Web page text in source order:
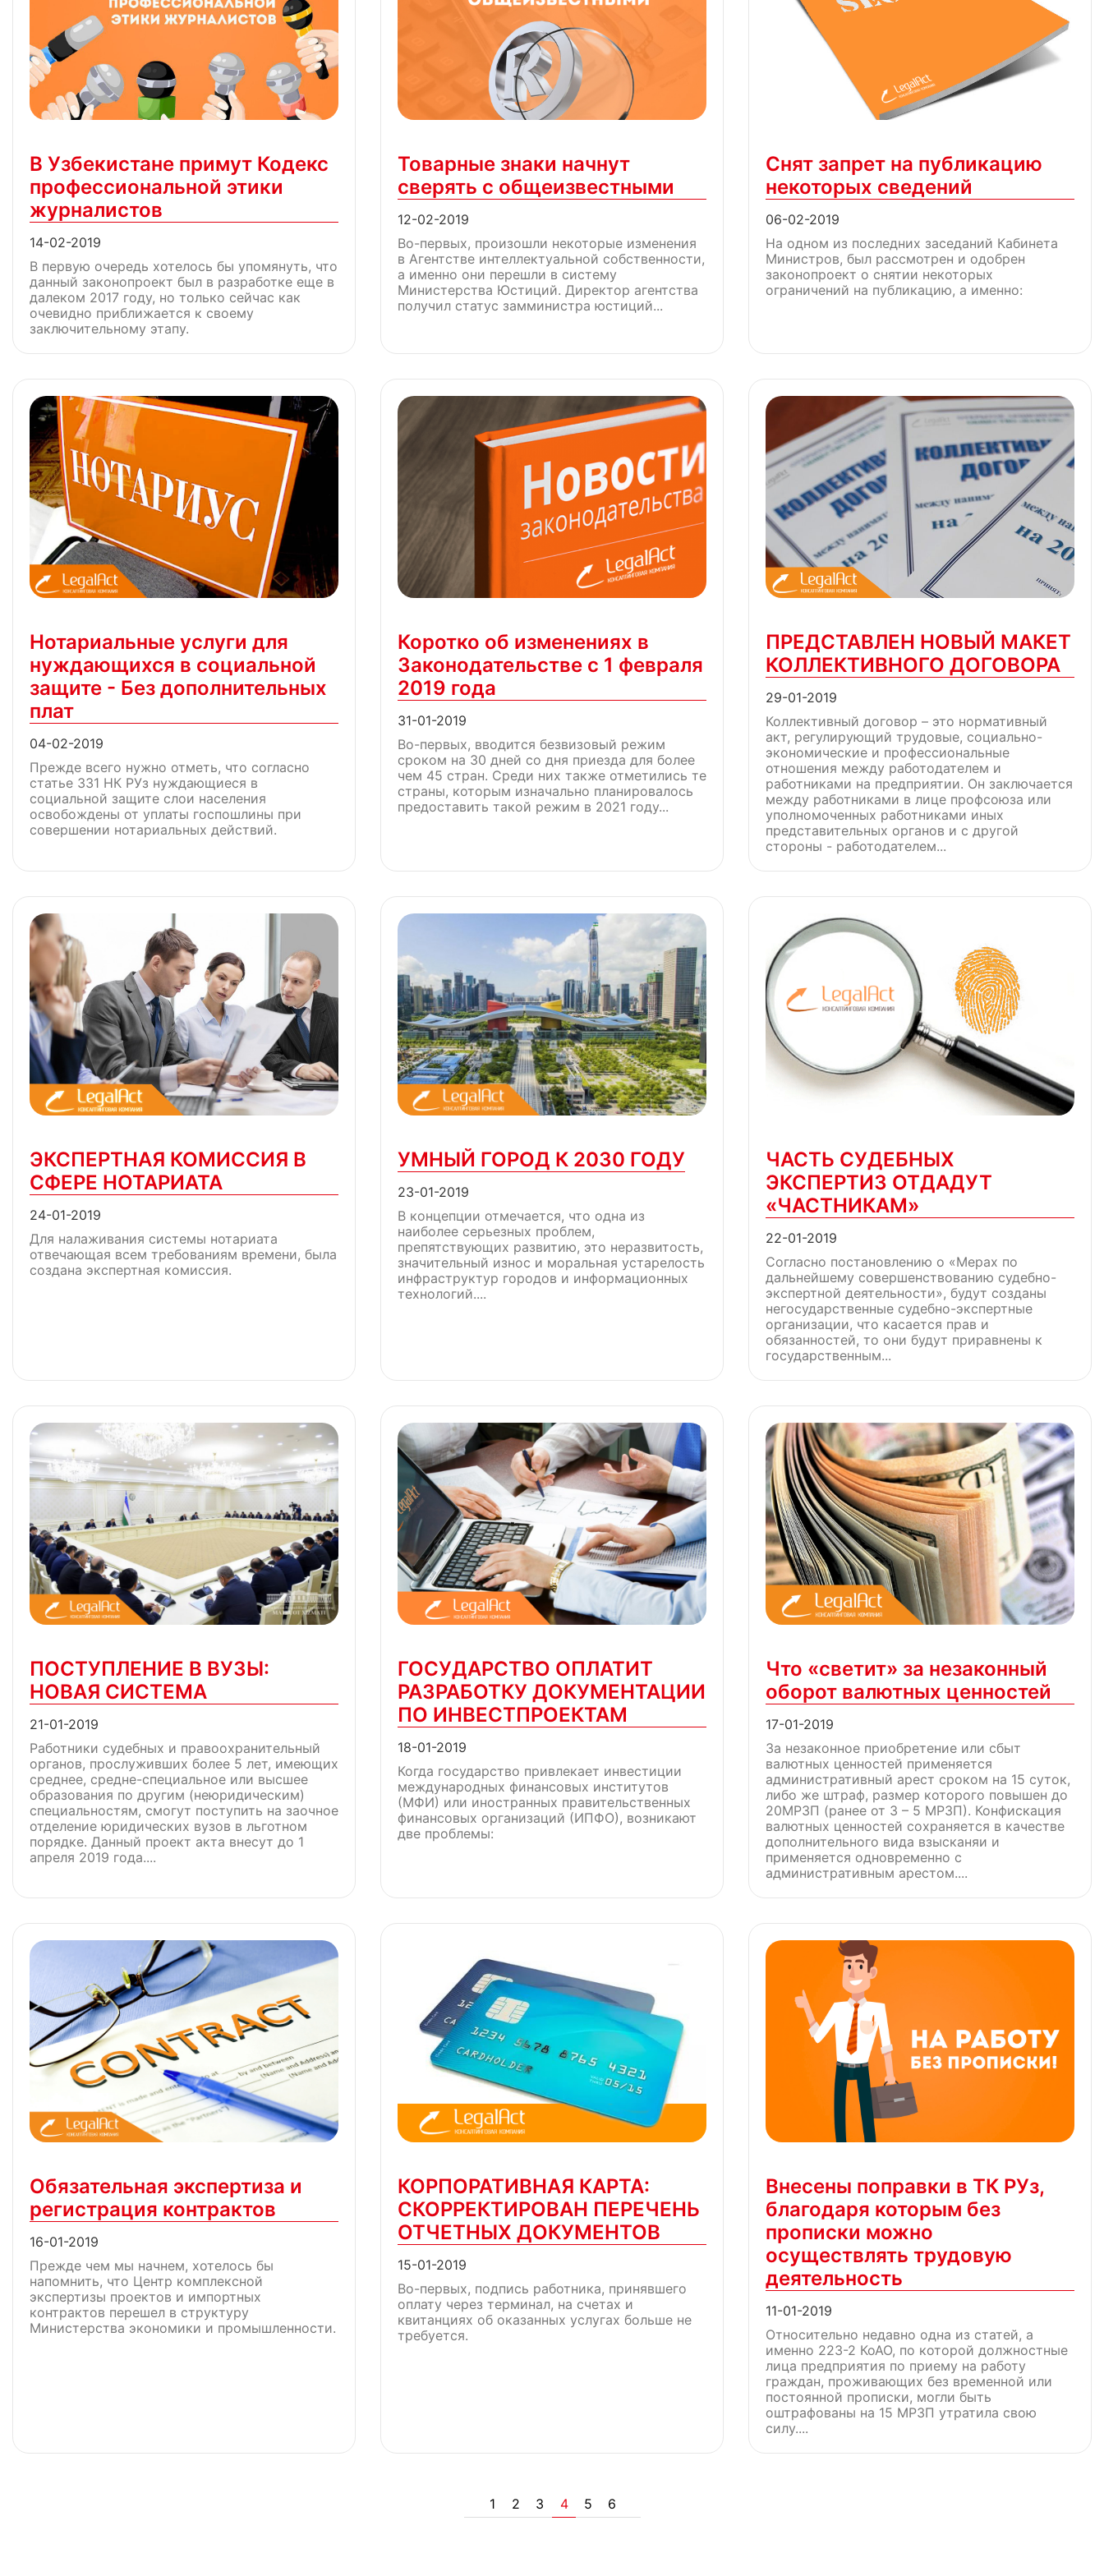
В Узбекистане примут Кодекс
профессиональной этики
журналистов
14-02-2019
В первую очередь хотелось бы упомянуть, что
данный законопроект был в разработке еще в
далеком 2017 году, но только сейчас как
очевидно приближается к своему
заключительному этапу.
Товарные знаки начнут
сверять с общеизвестными
12-02-2019
Во-первых, произошли некоторые изменения
в Агентстве интеллектуальной собственности,
а именно они перешли в систему
Министерства Юстиций. Директор агентства
получил статус замминистра юстиций...
Снят запрет на публикацию
некоторых сведений
06-02-2019
На одном из последних заседаний Кабинета
Министров, был рассмотрен и одобрен
законопроект о снятии некоторых
ограничений на публикацию, а именно:
Нотариальные услуги для
нуждающихся в социальной
защите - Без дополнительных
плат
04-02-2019
Прежде всего нужно отметь, что согласно
статье 331 НК РУз нуждающиеся в
социальной защите слои населения
освобождены от уплаты госпошлины при
совершении нотариальных действий.
Коротко об изменениях в
Законодательстве с 1 февраля
2019 года
31-01-2019
Во-первых, вводится безвизовый режим
сроком на 30 дней со дня приезда для более
чем 45 стран. Среди них также отметились те
страны, которым изначально планировалось
предоставить такой режим в 2021 году...
ПРЕДСТАВЛЕН НОВЫЙ МАКЕТ
КОЛЛЕКТИВНОГО ДОГОВОРА
29-01-2019
Коллективный договор – это нормативный
акт, регулирующий трудовые, социально-
экономические и профессиональные
отношения между работодателем и
работниками на предприятии. Он заключается
между работниками в лице профсоюза или
уполномоченных работниками иных
представительных органов и с другой
стороны - работодателем...
ЭКСПЕРТНАЯ КОМИССИЯ В
СФЕРЕ НОТАРИАТА
24-01-2019
Для налаживания системы нотариата
отвечающая всем требованиям времени, была
создана экспертная комиссия.
УМНЫЙ ГОРОД К 2030 ГОДУ
23-01-2019
В концепции отмечается, что одна из
наиболее серьезных проблем,
препятствующих развитию, это неразвитость,
значительный износ и моральная устарелость
инфраструктур городов и информационных
технологий....
ЧАСТЬ СУДЕБНЫХ
ЭКСПЕРТИЗ ОТДАДУТ
«ЧАСТНИКАМ»
22-01-2019
Согласно постановлению о «Мерах по
дальнейшему совершенствованию судебно-
экспертной деятельности», будут созданы
негосударственные судебно-экспертные
организации, что касается прав и
обязанностей, то они будут приравнены к
государственным...
ПОСТУПЛЕНИЕ В ВУЗЫ:
НОВАЯ СИСТЕМА
21-01-2019
Работники судебных и правоохранительный
органов, прослуживших более 5 лет, имеющих
среднее, средне-специальное или высшее
образования по другим (неюридическим)
специальностям, смогут поступить на заочное
отделение юридических вузов в льготном
порядке. Данный проект акта внесут до 1
апреля 2019 года....
ГОСУДАРСТВО ОПЛАТИТ
РАЗРАБОТКУ ДОКУМЕНТАЦИИ
ПО ИНВЕСТПРОЕКТАМ
18-01-2019
Когда государство привлекает инвестиции
международных финансовых институтов
(МФИ) или иностранных правительственных
финансовых организаций (ИПФО), возникают
две проблемы:
Что «светит» за незаконный
оборот валютных ценностей
17-01-2019
За незаконное приобретение или сбыт
валютных ценностей применяется
административный арест сроком на 15 суток,
либо же штраф, размер которого повышен до
20МРЗП (ранее от 3 – 5 МРЗП). Конфискация
валютных ценностей сохраняется в качестве
дополнительного вида взысканяи и
применяется одновременно с
административным арестом....
Обязательная экспертиза и
регистрация контрактов
16-01-2019
Прежде чем мы начнем, хотелось бы
напомнить, что Центр комплексной
экспертизы проектов и импортных
контрактов перешел в структуру
Министерства экономики и промышленности.
КОРПОРАТИВНАЯ КАРТА:
СКОРРЕКТИРОВАН ПЕРЕЧЕНЬ
ОТЧЕТНЫХ ДОКУМЕНТОВ
15-01-2019
Во-первых, подпись работника, принявшего
оплату через терминал, на счетах и
квитанциях об оказанных услугах больше не
требуется.
Внесены поправки в ТК РУз,
благодаря которым без
прописки можно
осуществлять трудовую
деятельность
11-01-2019
Относительно недавно одна из статей, а
именно 223-2 КоАО, по которой должностные
лица предприятия по приему на работу
граждан, проживающих без временной или
постоянной прописки, могли быть
оштрафованы на 15 МРЗП утратила свою
силу....
1 2 3 4 5 6